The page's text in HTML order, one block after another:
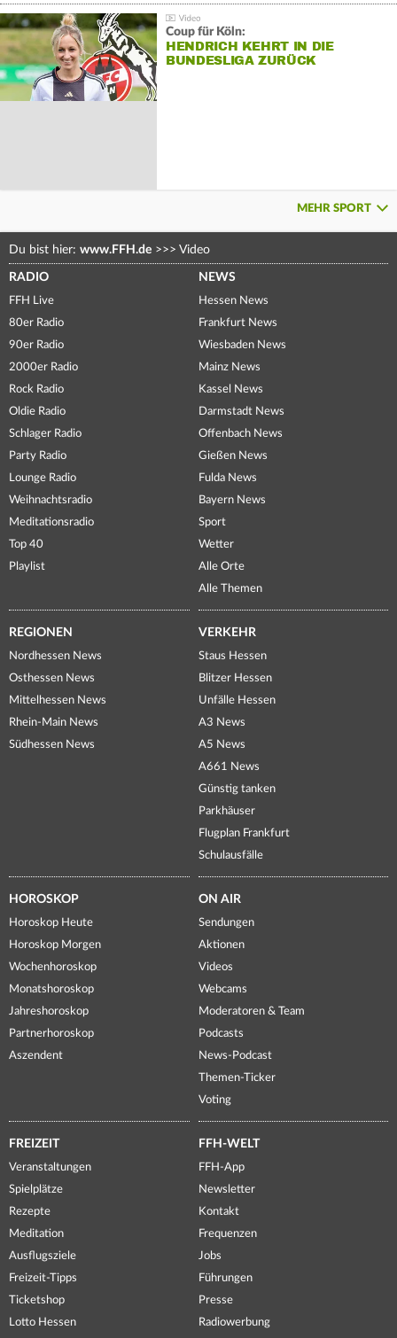
Coup für Köln:
HENDRICH KEHRT IN DIE
BUNDESLIGA ZURÜCK
MEHR SPORT
Du bist hier: www.FFH.de >>> Video
RADIO
FFH Live
80er Radio
90er Radio
2000er Radio
Rock Radio
Oldie Radio
Schlager Radio
Party Radio
Lounge Radio
Weihnachtsradio
Meditationsradio
Top 40
Playlist
NEWS
Hessen News
Frankfurt News
Wiesbaden News
Mainz News
Kassel News
Darmstadt News
Offenbach News
Gießen News
Fulda News
Bayern News
Sport
Wetter
Alle Orte
Alle Themen
REGIONEN
Nordhessen News
Osthessen News
Mittelhessen News
Rhein-Main News
Südhessen News
VERKEHR
Staus Hessen
Blitzer Hessen
Unfälle Hessen
A3 News
A5 News
A661 News
Günstig tanken
Parkhäuser
Flugplan Frankfurt
Schulausfälle
HOROSKOP
Horoskop Heute
Horoskop Morgen
Wochenhoroskop
Monatshoroskop
Jahreshoroskop
Partnerhoroskop
Aszendent
ON AIR
Sendungen
Aktionen
Videos
Webcams
Moderatoren & Team
Podcasts
News-Podcast
Themen-Ticker
Voting
FREIZEIT
Veranstaltungen
Spielplätze
Rezepte
Meditation
Ausflugsziele
Freizeit-Tipps
Ticketshop
Lotto Hessen
FFH-WELT
FFH-App
Newsletter
Kontakt
Frequenzen
Jobs
Führungen
Presse
Radiowerbung